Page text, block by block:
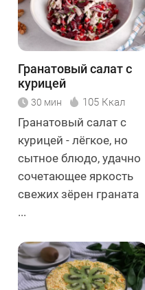
Гранатовый салат с
курицей
30 мин 105 Ккал
Гранатовый салат с
курицей - лёгкое, но
сытное блюдо, удачно
сочетающее яркость
свежих зёрен граната
...